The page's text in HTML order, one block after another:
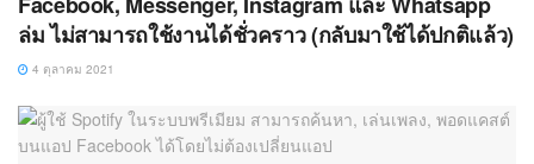
ล่ม ไม่สามารถใช้งานได้ชั่วคราว (กลับมาใช้ได้ปกติแล้ว)
4 ตุลาคม 2021